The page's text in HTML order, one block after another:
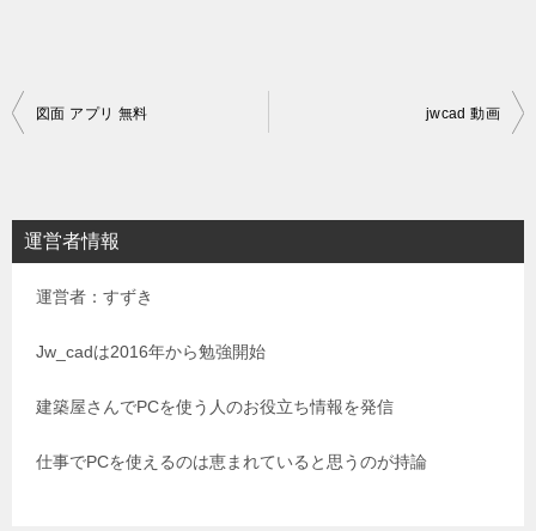
投
ビ
ゲ
図面 アプリ 無料 jwcad 動画
運営者情報
運営者：すずき
Jw_cadは2016年から勉強開始
建築屋さんでPCを使う人のお役立ち情報を発信
仕事でPCを使えるのは恵まれていると思うのが持論